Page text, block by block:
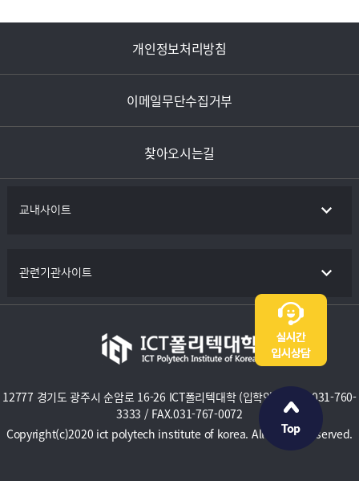
개인정보처리방침
이메일무단수집거부
찾아오시는길
교내사이트
관련기관사이트
12777 경기도 광주시 순암로 16-26 ICT폴리텍대학 (입학안내) TEL.031-760-
3333 / FAX.031-767-0072
Copyright(c)2020 ict polytech institute of korea. All Rights Reserved.